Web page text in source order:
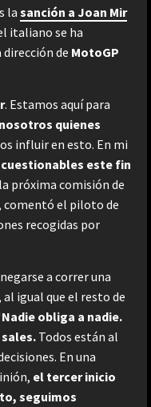
la sanción a Joan Mir
italiano se ha
de MotoGP
. Estamos aquí para
quienes
influir en esto. En mi
este fin
próxima comisión de
comentó el piloto de
recogidas por
a correr una
al igual que el resto de
obliga a nadie.
Todos están al
En una
el tercer inicio
seguimos